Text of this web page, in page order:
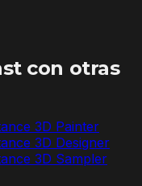
con otras
3D Painter
3D Designer
3D Sampler